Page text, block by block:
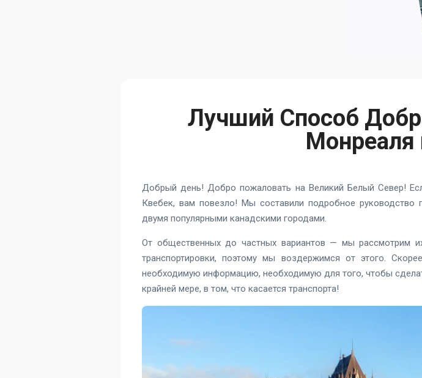
Лучший Способ
Монреаля
Добрый день! Добро пожаловать на Великий Белый Север!
Квебек, вам повезло! Мы составили подробное
двумя популярными канадскими городами.
От общественных до частных вариантов — мы рассмотрим
транспортировки, поэтому мы воздержимся от этого.
необходимую информацию, необходимую для того, чтобы
крайней мере, в том, что касается транспорта!